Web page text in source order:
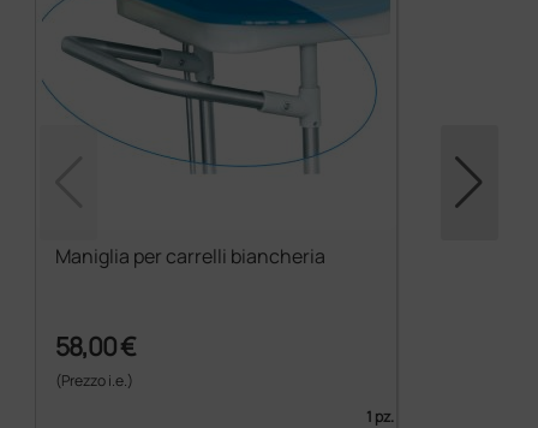
Maniglia per carrelli biancheria
58,00 €
(Prezzo i.e.)
1 pz.